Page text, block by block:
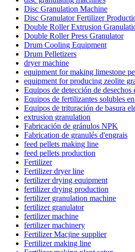
Disc Granulation Machine
Disc Granulator Fertilizer
Double Roller Extrusion
Double Roller Press Granulator
Drum Cooling Equipment
Drum Pelletizers
dryer machine
equipment for making limestone
equipment for producing zeolite
Equipos de detección de desechos
Equipos de fertilizantes solubles
Equipos de trituración de basura
extrusion granulation
Fabricación de gránulos NPK
Fabrication de granulés d'engrais
feed pellets making line
feed pellets production
Fertilizer
Fertilizer dryer line
fertilizer drying equipment
fertilizer drying production
fertilizer granulation machine
fertilizer granulator
fertilizer machine
fertilizer machinery
Fertilizer Macjine supplier
Fertilizer making line